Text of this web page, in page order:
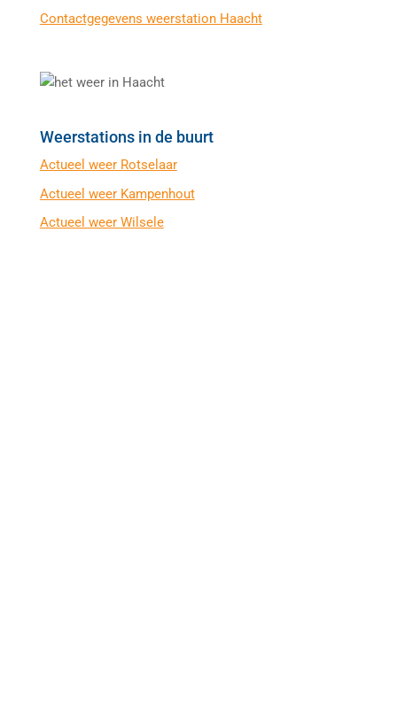
Contactgegevens weerstation Haacht
Weerstations in de buurt
Actueel weer Rotselaar
Actueel weer Kampenhout
Actueel weer Wilsele